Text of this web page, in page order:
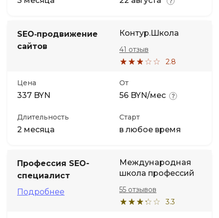
SEO‑продвижение
сайтов
Контур.Школа
2.8
41 отзыв
Цена
337 BYN
От
56 BYN/мес
Длительность
2 месяца
Старт
в любое время
Профессия SEO-
специалист
Подробнее
Международная
школа профессий
3.3
55 отзывов